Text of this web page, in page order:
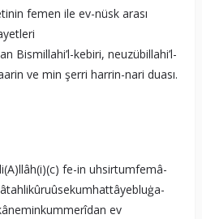
femen ile ev-nüsk arası
Bismillahi’l-kebiri, neuzübillahi’l-
ve min şerri harrin-nari duası.
fe-in uhsirtumfemâ-
ev